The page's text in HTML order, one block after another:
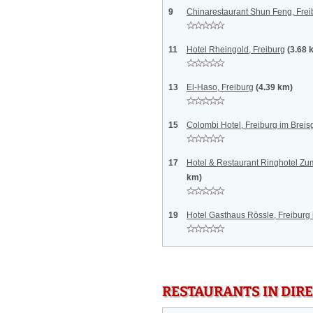
9 Chinarestaurant Shun Feng,
11 Hotel Rheingold, Freiburg (3.68
13 El-Haso, Freiburg (4.39 km)
15 Colombi Hotel, Freiburg im
17
Hotel & Restaurant Ringhotel
km)
19 Hotel Gasthaus Rössle,
RESTAURANTS IN